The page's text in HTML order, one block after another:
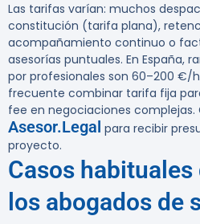
Las tarifas varían: muchos
constitución (tarifa plana),
acompañamiento continuo o
asesorías puntuales. En España,
por profesionales son 60–200 €/
frecuente combinar tarifa fija
fee en negociaciones complejas.
Asesor.Legal para recibir
proyecto.
Casos habituales
los abogados de